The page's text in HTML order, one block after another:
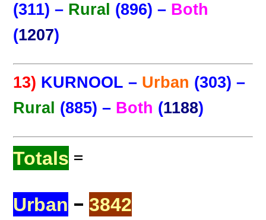
(311) – Rural (896) – Both
(1207)
13) KURNOOL – Urban (303) –
Rural (885) – Both (1188)
Totals =
Urban –3842